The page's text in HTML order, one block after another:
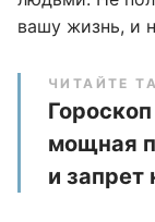
вашу жизнь, и
ЧИТАЙТЕ
мощная
и запрет